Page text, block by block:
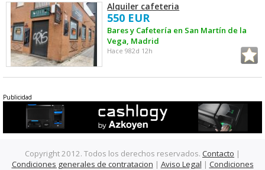
Alquiler cafeteria
550 EUR
Bares y Cafetería en San Martín de la
Vega, Madrid
Hace 982d 12h
Publicidad
Copyright 2012. Todos los derechos reservados. Contacto |
Condiciones generales de contratacion | Aviso Legal | Condiciones